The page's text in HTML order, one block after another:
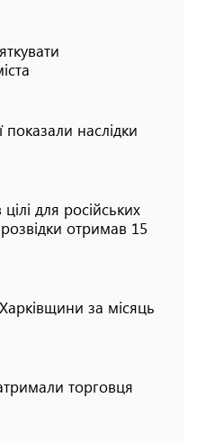
показали наслідки
для російських
розвідки отримав 15
за місяць
торговця